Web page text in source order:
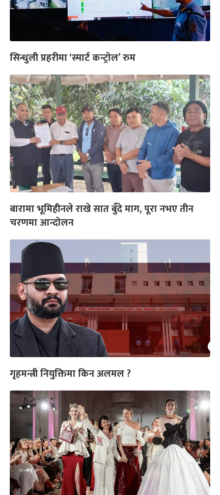
सिन्धुली प्रहरीमा ‘स्मार्ट कन्ट्रोल’ रुम
बारामा भूमिहीनले राखे सात बुँदे माग, पूरा नभए तीन
चरणमा आन्दोलन
गृहमन्त्री नियुक्तिमा किन अलमल ?